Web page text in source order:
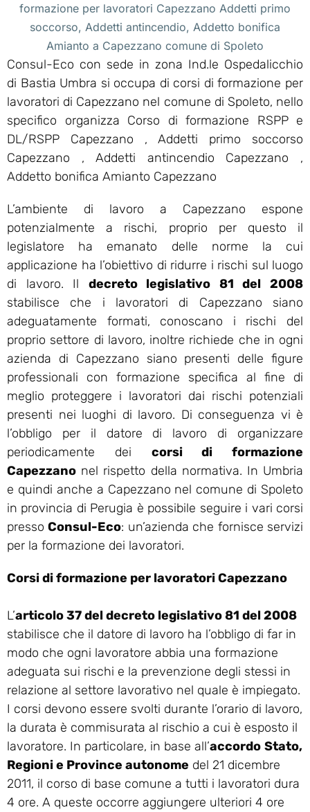
formazione per lavoratori Capezzano Addetti primo
soccorso, Addetti antincendio, Addetto bonifica
Amianto a Capezzano comune di Spoleto
Consul-Eco con sede in zona Ind.le Ospedalicchio
di Bastia Umbra si occupa di corsi di formazione per
lavoratori di Capezzano nel comune di Spoleto, nello
specifico organizza Corso di formazione RSPP e
DL/RSPP Capezzano , Addetti primo soccorso
Capezzano , Addetti antincendio Capezzano ,
Addetto bonifica Amianto Capezzano
L’ambiente di lavoro a Capezzano espone
potenzialmente a rischi, proprio per questo il
legislatore ha emanato delle norme la cui
applicazione ha l’obiettivo di ridurre i rischi sul luogo
di lavoro. Il decreto legislativo 81 del 2008
stabilisce che i lavoratori di Capezzano siano
adeguatamente formati, conoscano i rischi del
proprio settore di lavoro, inoltre richiede che in ogni
azienda di Capezzano siano presenti delle figure
professionali con formazione specifica al fine di
meglio proteggere i lavoratori dai rischi potenziali
presenti nei luoghi di lavoro. Di conseguenza vi è
l’obbligo per il datore di lavoro di organizzare
periodicamente dei corsi di formazione
Capezzano nel rispetto della normativa. In Umbria
e quindi anche a Capezzano nel comune di Spoleto
in provincia di Perugia è possibile seguire i vari corsi
pressoConsul-Eco: un’azienda che fornisce servizi
per la formazione dei lavoratori.
Corsi di formazione per lavoratori Capezzano
L’articolo 37 del decreto legislativo 81 del 2008
stabilisce che il datore di lavoro ha l’obbligo di far in
modo che ogni lavoratore abbia una formazione
adeguata sui rischi e la prevenzione degli stessi in
relazione al settore lavorativo nel quale è impiegato.
I corsi devono essere svolti durante l’orario di lavoro,
la durata è commisurata al rischio a cui è esposto il
lavoratore. In particolare, in base all’accordo Stato,
Regioni e Province autonome del 21 dicembre
2011, il corso di base comune a tutti i lavoratori dura
4 ore. A queste occorre aggiungere ulteriori 4 ore